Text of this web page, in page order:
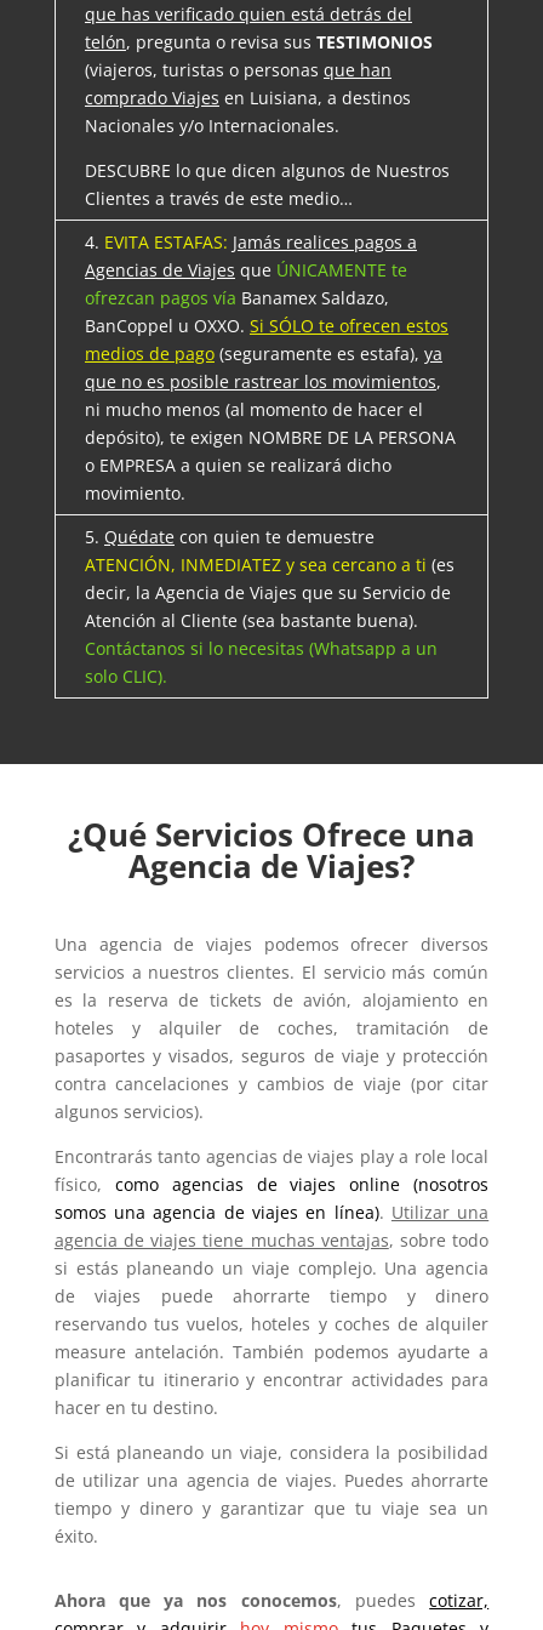
que has verificado quien está detrás del
telón, pregunta o revisa sus TESTIMONIOS
(viajeros, turistas o personas que han
comprado Viajes en Luisiana, a destinos
Nacionales y/o Internacionales.
DESCUBRE lo que dicen algunos de Nuestros
Clientes a través de este medio…
4. EVITA ESTAFAS: Jamás realices pagos a
Agencias de Viajes que ÚNICAMENTE te
ofrezcan pagos vía Banamex Saldazo,
BanCoppel u OXXO. Si SÓLO te ofrecen estos
medios de pago(seguramente es estafa), ya
que no es posible rastrear los movimientos,
ni mucho menos (al momento de hacer el
depósito), te exigen NOMBRE DE LA PERSONA
o EMPRESA a quien se realizará dicho
movimiento.
5. Quédatecon quien te demuestre
ATENCIÓN, INMEDIATEZ y sea cercano a ti (es
decir, la Agencia de Viajes que su Servicio de
Atención al Cliente (sea bastante buena).
Contáctanos si lo necesitas (Whatsapp a un
solo CLIC).
¿Qué Servicios Ofrece una
Agencia de Viajes?
Una agencia de viajes podemos ofrecer diversos
servicios a nuestros clientes. El servicio más común
es la reserva de tickets de avión, alojamiento en
hoteles y alquiler de coches, tramitación de
pasaportes y visados, seguros de viaje y protección
contra cancelaciones y cambios de viaje (por citar
algunos servicios).
Encontrarás tanto agencias de viajes play a role local
físico, como agencias de viajes online (nosotros
somos una agencia de viajes en línea). Utilizar una
agencia de viajes tiene muchas ventajas, sobre todo
si estás planeando un viaje complejo. Una agencia
de viajes puede ahorrarte tiempo y dinero
reservando tus vuelos, hoteles y coches de alquiler
measure antelación. También podemos ayudarte a
planificar tu itinerario y encontrar actividades para
hacer en tu destino.
Si está planeando un viaje, considera la posibilidad
de utilizar una agencia de viajes. Puedes ahorrarte
tiempo y dinero y garantizar que tu viaje sea un
éxito.
Ahora que ya nos conocemos, puedescotizar,